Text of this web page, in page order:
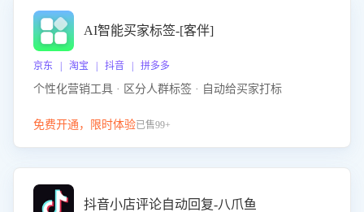
AI智能买家标签-[客伴]
京东 | 淘宝 | 抖音 | 拼多多
个性化营销工具 · 区分人群标签 · 自动给买家打标
免费开通，限时体验已售99+
抖音小店评论自动回复-八爪鱼